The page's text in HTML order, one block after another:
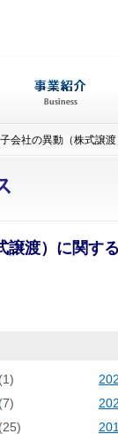
会社の異動（株式譲
譲渡）に関す
(1)
(7)
(25)